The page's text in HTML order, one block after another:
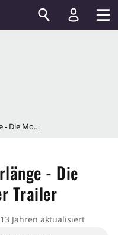
Hauptsache Überlänge - Die Monotonie der Trailer
- Die
Trailer
Jahren aktualisiert